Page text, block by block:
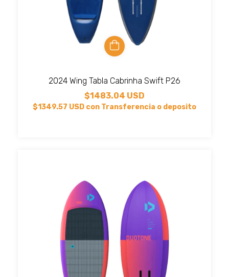
2024 Wing Tabla Cabrinha Swift P26
$1483.04 USD
$1349.57 USD con Transferencia o deposito